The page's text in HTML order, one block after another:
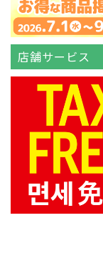
店舗サービス